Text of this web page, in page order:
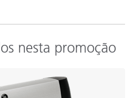
nesta promoção